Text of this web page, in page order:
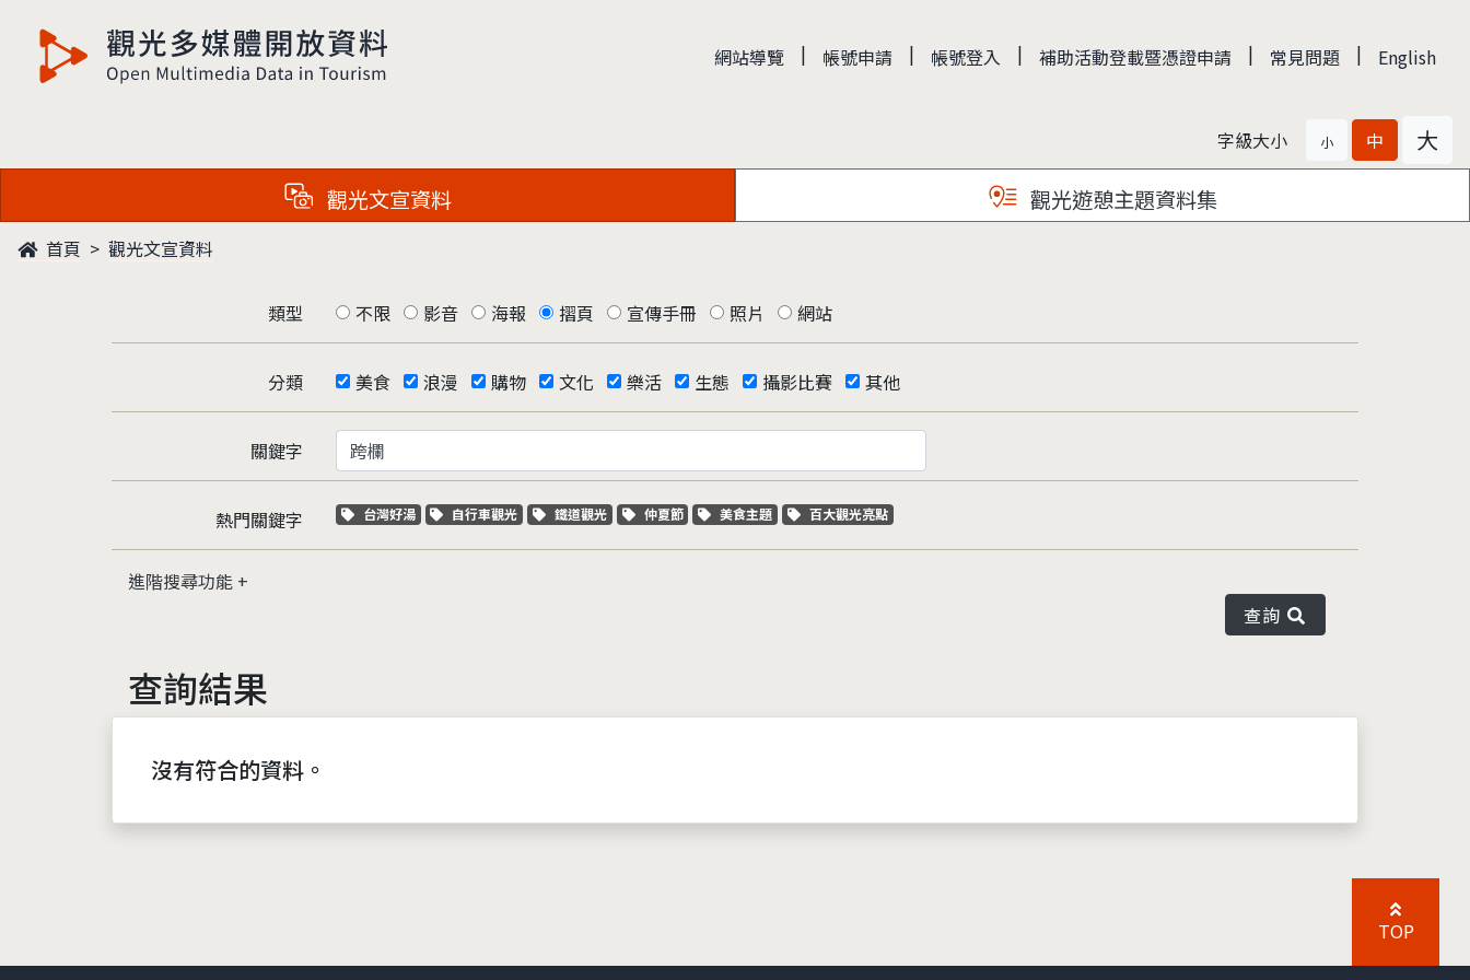
觀光多媒體開放資料 網站導覽 | 帳號申請 | 帳號登入 | 補助活動登載暨憑證申請 | 常見問題 | English
字級大小 小 中 大
觀光文宣資料 觀光遊憩主題資料集
首頁 觀光文宣資料
類型 不限 影音 海報 摺頁 宣傳手冊 照片 網站
分類 美食 浪漫 購物 文化 樂活 生態 攝影比賽 其他
關鍵字
熱門關鍵字 關鍵字標籤
台灣好湯 關鍵字標籤
自行車觀光 關鍵字標籤
鐵道觀光 關鍵字標籤
仲夏節 關鍵字標籤
美食主題 關鍵字標籤
百大觀光亮點
進階搜尋功能
查詢
查詢結果
沒有符合的資料。
TOP